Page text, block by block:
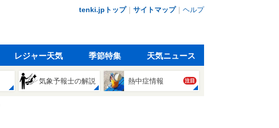
tenki.jpトップ｜ サイトマップ｜ ヘルプ
レジャー天気 季節特集 天気ニュース
気象予報士の解説 熱中症情報 注目